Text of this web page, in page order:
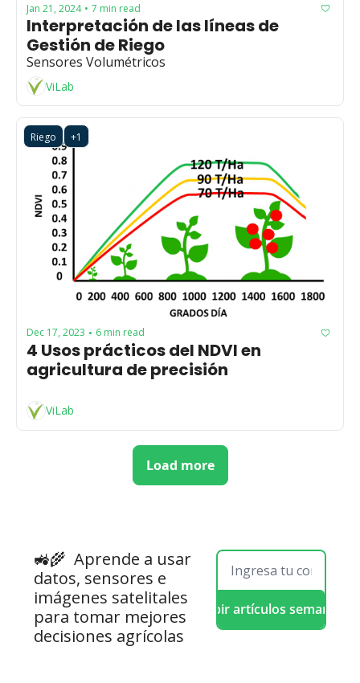
Jan 21, 2024 • 7 min read
Interpretación de las líneas de
Gestión de Riego
Sensores Volumétricos
ViLab
Riego +1
Dec 17, 2023 • 6 min read
4 Usos prácticos del NDVI en
agricultura de precisión
ViLab
Load more
🚜🌾 Aprende a usar
datos, sensores e
imágenes satelitales
para tomar mejores
decisiones agrícolas
Recibir artículos semanales